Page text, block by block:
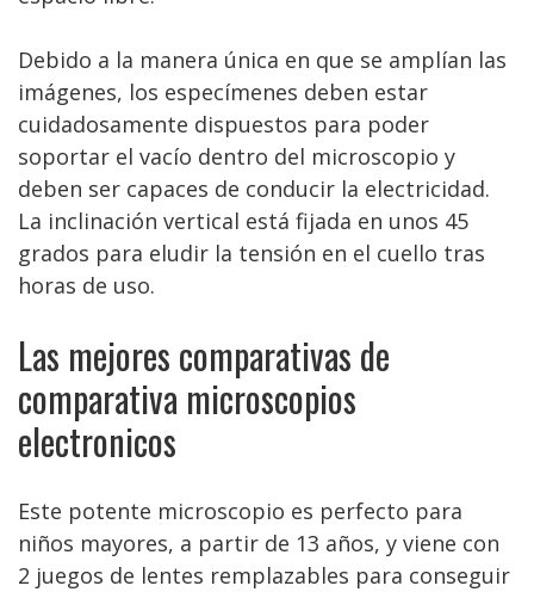
Debido a la manera única en que se amplían las
imágenes, los especímenes deben estar
cuidadosamente dispuestos para poder
soportar el vacío dentro del microscopio y
deben ser capaces de conducir la electricidad.
La inclinación vertical está fijada en unos 45
grados para eludir la tensión en el cuello tras
horas de uso.
Las mejores comparativas de
comparativa microscopios
electronicos
Este potente microscopio es perfecto para
niños mayores, a partir de 13 años, y viene con
2 juegos de lentes remplazables para conseguir